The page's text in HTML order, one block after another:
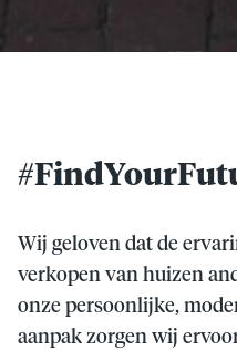
Wij geloven dat de
verkopen van huizen
onze persoonlijke,
aanpak zorgen wij